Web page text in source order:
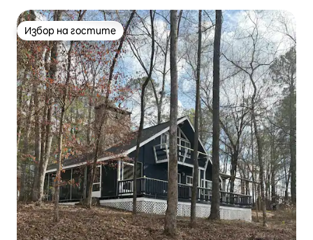
Избор на гостите
Избор на гостите